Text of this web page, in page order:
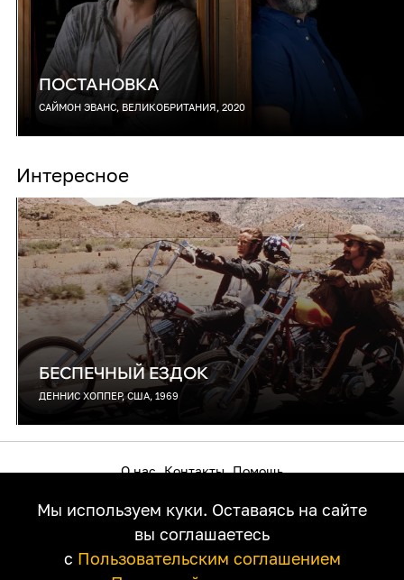
ПОСТАНОВКА
САЙМОН ЭВАНС, ВЕЛИКОБРИТАНИЯ, 2020
Интересное
БЕСПЕЧНЫЙ ЕЗДОК
ДЕННИС ХОППЕР, США, 1969
Мы используем куки. Оставаясь на сайте
вы соглашаетесь
с Пользовательским соглашением
О нас Контакты Помощь
Пользовательское соглашение
Политика приватности
Правообладателям